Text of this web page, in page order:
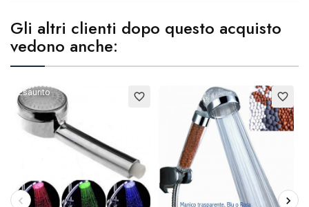
Gli altri clienti dopo questo acquisto
vedono anche:
Esaurito favorite_border favorite_border